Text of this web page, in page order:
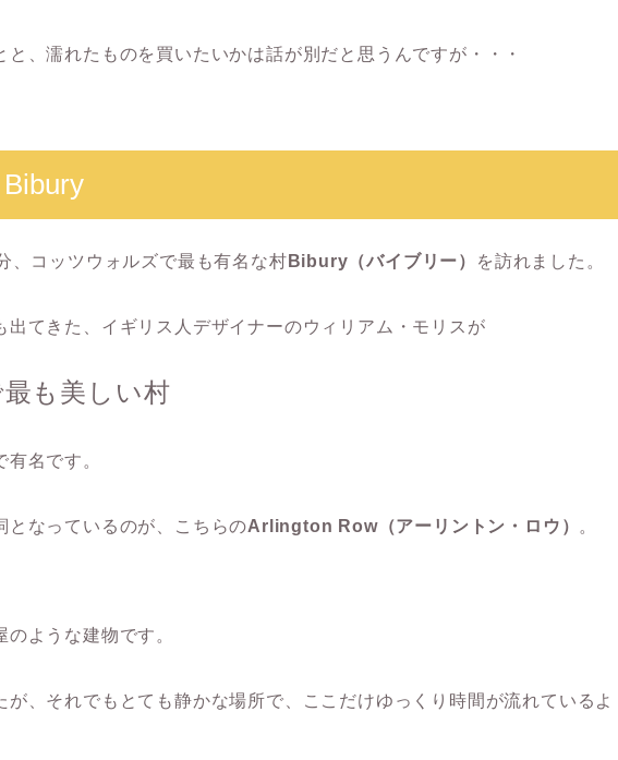
、濡れたものを買いたいかは話が別だと思うんですが・・・
、コッツウォルズで最も有名な村 Bibury（バイブリー） を訪れました。
出てきた、イギリス人デザイナーのウィリアム・モリスが
も美しい村
名です。
となっているのが、こちらのArlington Row（アーリントン・ロウ） 。
ような建物です。
が、それでもとても静かな場所で、ここだけゆっくり時間が流れているよ